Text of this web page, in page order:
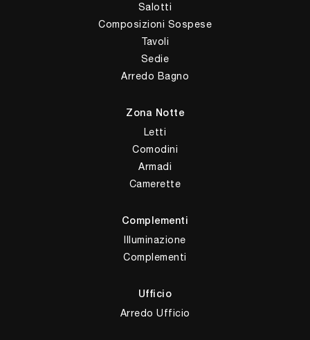
Salotti
Composizioni Sospese
Tavoli
Sedie
Arredo Bagno
Zona Notte
Letti
Comodini
Armadi
Camerette
Complementi
Illuminazione
Complementi
Ufficio
Arredo Ufficio